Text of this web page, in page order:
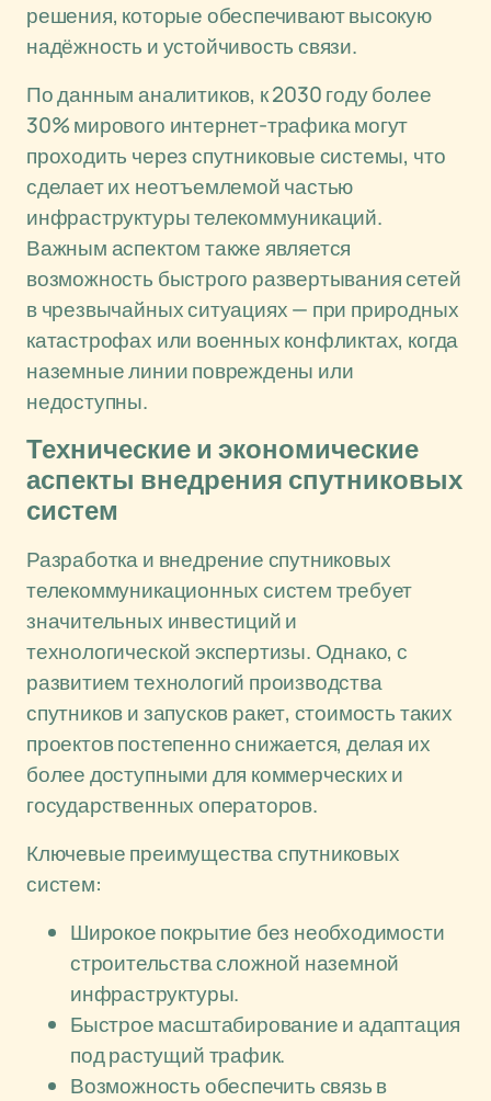
решения, которые обеспечивают высокую
надёжность и устойчивость связи.
По данным аналитиков, к 2030 году более
30% мирового интернет-трафика могут
проходить через спутниковые системы, что
сделает их неотъемлемой частью
инфраструктуры телекоммуникаций.
Важным аспектом также является
возможность быстрого развертывания сетей
в чрезвычайных ситуациях — при природных
катастрофах или военных конфликтах, когда
наземные линии повреждены или
недоступны.
Технические и экономические
аспекты внедрения спутниковых
систем
Разработка и внедрение спутниковых
телекоммуникационных систем требует
значительных инвестиций и
технологической экспертизы. Однако, с
развитием технологий производства
спутников и запусков ракет, стоимость таких
проектов постепенно снижается, делая их
более доступными для коммерческих и
государственных операторов.
Ключевые преимущества спутниковых
систем:
Широкое покрытие без необходимости
строительства сложной наземной
инфраструктуры.
Быстрое масштабирование и адаптация
под растущий трафик.
Возможность обеспечить связь в